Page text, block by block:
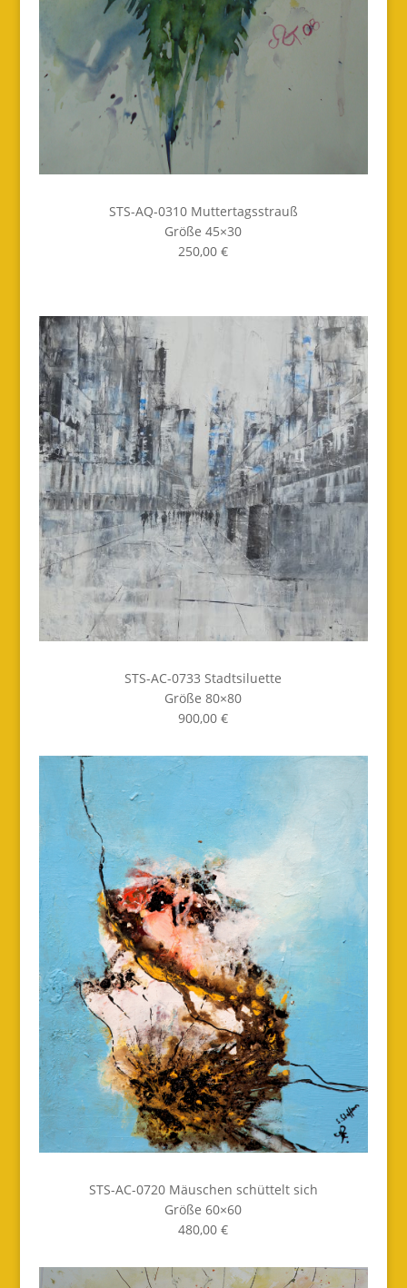
STS-AQ-0310 Muttertagsstrauß
Größe 45×30
250,00 €
STS-AC-0733 Stadtsiluette
Größe 80×80
900,00 €
STS-AC-0720 Mäuschen schüttelt sich
Größe 60×60
480,00 €